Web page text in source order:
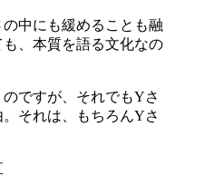
中にも緩めることも融
、本質を語る文化なの
ですが、それでもYさ
それは、もちろんYさ